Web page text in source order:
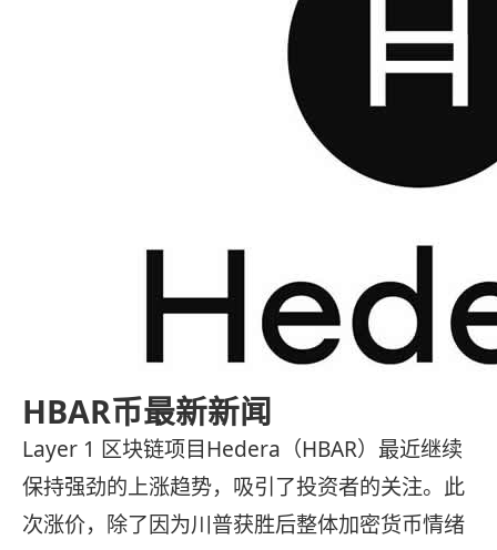
HBAR币最新新闻
Layer 1 区块链项目Hedera（HBAR）最近继续
保持强劲的上涨趋势，吸引了投资者的关注。此
次涨价，除了因为川普获胜后整体加密货币情绪